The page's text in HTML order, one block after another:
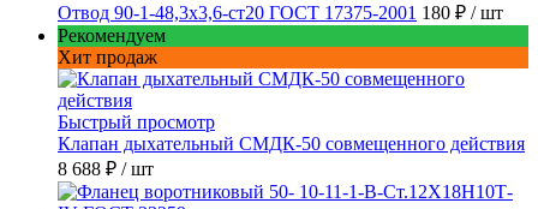
Отвод 90-1-48,3х3,6-ст20 ГОСТ 17375-2001 180 ₽ / шт
Рекомендуем
Хит продаж
Быстрый просмотр
Клапан дыхательный СМДК-50 совмещенного действия
8 688 ₽ / шт